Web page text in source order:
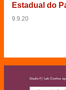
Estadual do
9.9.20